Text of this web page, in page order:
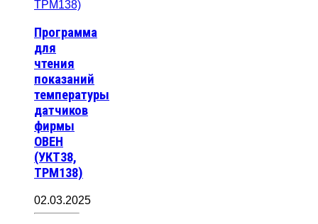
Программа
для
чтения
показаний
температуры
датчиков
фирмы
ОВЕН
(УКТ38,
ТРМ138)
02.03.2025